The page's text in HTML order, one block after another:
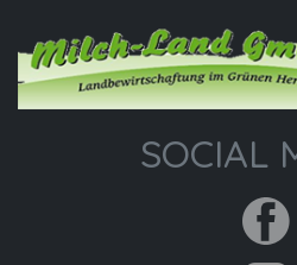
SOCIAL